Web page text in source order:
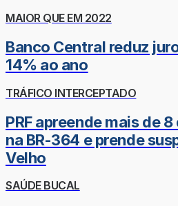
MAIOR QUE EM 2022
Banco Central reduz
14% ao ano
TRÁFICO INTERCEPTADO
PRF apreende mais de
na BR-364 e prende
Velho
SAÚDE BUCAL